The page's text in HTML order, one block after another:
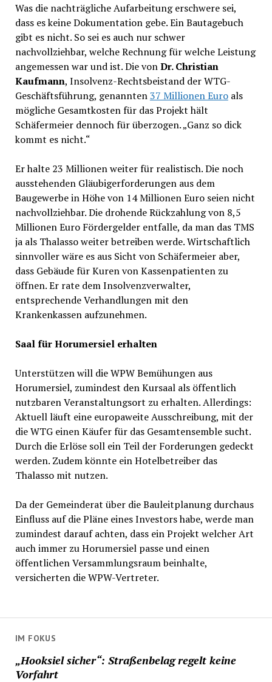
IM FOKUS
„Hooksiel sicher“: Straßenbelag regelt keine
Vorfahrt
Was die nachträgliche Aufarbeitung erschwere sei,
dass es keine Dokumentation gebe. Ein Bautagebuch
gibt es nicht. So sei es auch nur schwer
nachvollziehbar, welche Rechnung für welche Leistung
angemessen war und ist. Die vonDr. Christian
Kaufmann, Insolvenz-Rechtsbeistand der WTG-
Geschäftsführung, genannten37 Millionen Euroals
mögliche Gesamtkosten für das Projekt hält
Schäfermeier dennoch für überzogen. „Ganz so dick
kommt es nicht.“
Er halte 23 Millionen weiter für realistisch. Die noch
ausstehenden Gläubigerforderungen aus dem
Baugewerbe in Höhe von 14 Millionen Euro seien nicht
nachvollziehbar. Die drohende Rückzahlung von 8,5
Millionen Euro Fördergelder entfalle, da man das TMS
ja als Thalasso weiter betreiben werde. Wirtschaftlich
sinnvoller wäre es aus Sicht von Schäfermeier aber,
dass Gebäude für Kuren von Kassenpatienten zu
öffnen. Er rate dem Insolvenzverwalter,
entsprechende Verhandlungen mit den
Krankenkassen aufzunehmen.
Saal für Horumersiel erhalten
Unterstützen will die WPW Bemühungen aus
Horumersiel, zumindest den Kursaal als öffentlich
nutzbaren Veranstaltungsort zu erhalten. Allerdings:
Aktuell läuft eine europaweite Ausschreibung, mit der
die WTG einen Käufer für das Gesamtensemble sucht.
Durch die Erlöse soll ein Teil der Forderungen gedeckt
werden. Zudem könnte ein Hotelbetreiber das
Thalasso mit nutzen.
Da der Gemeinderat über die Bauleitplanung durchaus
Einfluss auf die Pläne eines Investors habe, werde man
zumindest darauf achten, dass ein Projekt welcher Art
auch immer zu Horumersiel passe und einen
öffentlichen Versammlungsraum beinhalte,
versicherten die WPW-Vertreter.